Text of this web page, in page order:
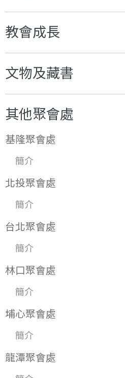
教會成長
文物及藏書
其他聚會處
基隆聚會處
簡介
北投聚會處
簡介
台北聚會處
簡介
林口聚會處
簡介
埔心聚會處
簡介
龍潭聚會處